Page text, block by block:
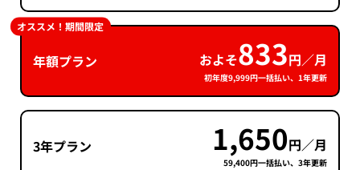
年額プラン およそ833円／月
初年度9,999円一括払い、1年更新
オススメ！期間限定
3年プラン 1,650円／月
59,400円一括払い、3年更新